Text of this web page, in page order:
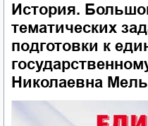
История.
тематических
подготовки к
Николаевна